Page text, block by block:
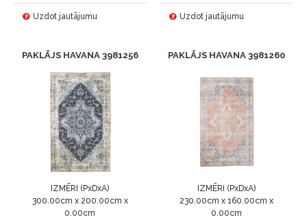
Uzdot jautājumu Uzdot jautājumu
PAKLĀJS HAVANA 3981256
IZMĒRI (PxDxA)
300.00cm x 200.00cm x
0.00cm
PAKLĀJS HAVANA 3981260
IZMĒRI (PxDxA)
230.00cm x 160.00cm x
0.00cm